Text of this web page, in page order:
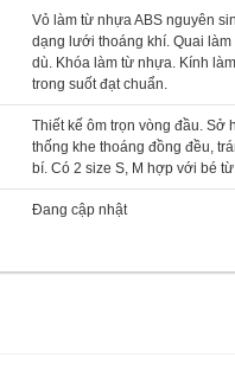
Vỏ làm từ nhựa ABS nguyên
dạng lưới thoáng khí. Quai làm
dù. Khóa làm từ nhựa. Kính
trong suốt đạt chuẩn.
Thiết kế ôm trọn vòng đầu. Sở
thống khe thoáng đồng đều,
bí. Có 2 size S, M hợp với bé từ
Đang cập nhật